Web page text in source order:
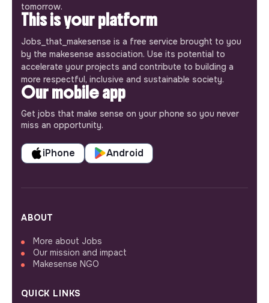
tomorrow.
This is your platform
Jobs_that_makesense is a free service brought to you
by the makesense association. Use its potential to
accelerate your projects and contribute to building a
more respectful, inclusive and sustainable society.
Our mobile app
Get jobs that make sense on your phone so you never
miss an opportunity.
iPhone Android
ABOUT
More about Jobs
Our mission and impact
Makesense NGO
QUICK LINKS